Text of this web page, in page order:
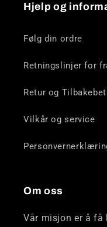
Hjelp og
Følg din ordre
Retningslinjer for
Retur og
Vilkår og service
Om oss
Vår misjon er å få